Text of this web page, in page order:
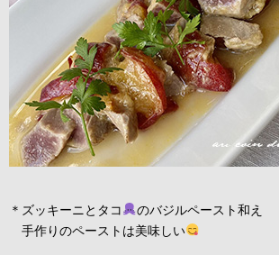
＊ズッキーニとタコ
のバジルペースト和え
手作りのペーストは美味しい